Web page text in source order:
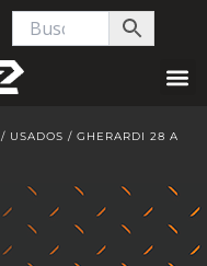
/ USADOS / GHERARDI 28 A